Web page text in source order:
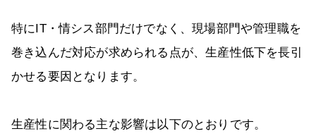
特にIT・情シス部門だけでなく、現場部門や管理職を
巻き込んだ対応が求められる点が、生産性低下を長引
かせる要因となります。
生産性に関わる主な影響は以下のとおりです。